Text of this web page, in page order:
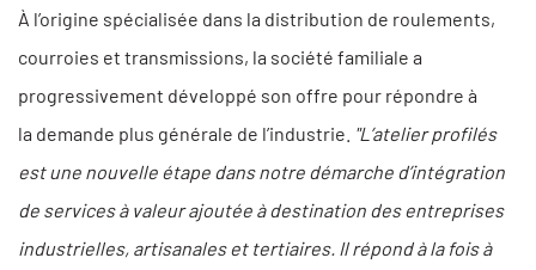
À l’origine spécialisée dans la distribution de roulements,
courroies et transmissions, la société familiale a
progressivement développé son offre pour répondre à
la demande plus générale de l’industrie. "L’atelier profilés
est une nouvelle étape dans notre démarche d’intégration
de services à valeur ajoutée à destination des entreprises
industrielles, artisanales et tertiaires. Il répond à la fois à